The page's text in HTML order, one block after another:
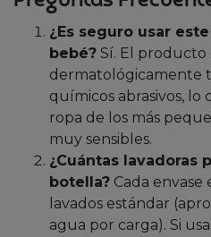
¿Es seguro usar
bebé? Sí. El producto
dermatológicamente
químicos abrasivos, lo
ropa de los más
muy sensibles.
¿Cuántas lavadoras
botella? Cada envase
lavados estándar
agua por carga). Si